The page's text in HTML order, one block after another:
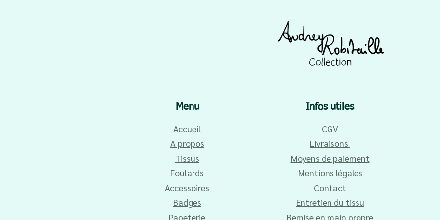
Accueil
A propos
Tissus
Foulards
Accessoires
Badges
Papeterie
CGV
Livraisons
Moyens de paiement
Mentions légales
Contact
Entretien du tissu
Remise en main propre
Infos utiles
Menu